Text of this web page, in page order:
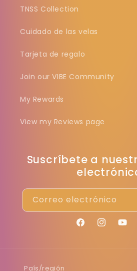
TNSS Collection
Cuidado de las velas
Tarjeta de regalo
Join our VIBE Community
My Rewards
View my Reviews page
Suscríbete a
Correo electrónico
FacebookInstagram
País/región